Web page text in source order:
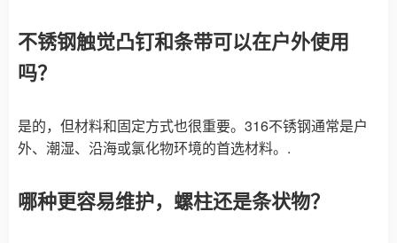
不锈钢触觉凸钉和条带可以在户外使用
吗？
是的，但材料和固定方式也很重要。316不锈钢通常是户
外、潮湿、沿海或氯化物环境的首选材料。.
哪种更容易维护，螺柱还是条状物？